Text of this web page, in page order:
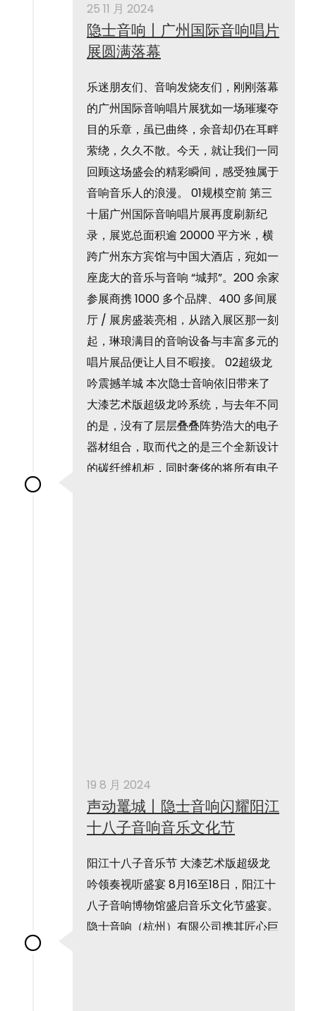
25 11 月 2024
隐士音响丨广州国际音响唱片
展圆满落幕
乐迷朋友们、音响发烧友们，刚刚落幕
的广州国际音响唱片展犹如一场璀璨夺
目的乐章，虽已曲终，余音却仍在耳畔
萦绕，久久不散。今天，就让我们一同
回顾这场盛会的精彩瞬间，感受独属于
音响音乐人的浪漫。 01规模空前 第三
十届广州国际音响唱片展再度刷新纪
录，展览总面积逾 20000 平方米，横
跨广州东方宾馆与中国大酒店，宛如一
座庞大的音乐与音响 “城邦”。200 余家
参展商携 1000 多个品牌、400 多间展
厅 / 展房盛装亮相，从踏入展区那一刻
起，琳琅满目的音响设备与丰富多元的
唱片展品便让人目不暇接。 02超级龙
吟震撼羊城 本次隐士音响依旧带来了
大漆艺术版超级龙吟系统，与去年不同
的是，没有了层层叠叠阵势浩大的电子
器材组合，取而代之的是三个全新设计
的碳纤维机柜，同时奢侈的将所有电子
19 8 月 2024
声动鼍城丨隐士音响闪耀阳江
十八子音响音乐文化节
阳江十八子音乐节 大漆艺术版超级龙
吟领奏视听盛宴 8月16至18日，阳江十
八子音响博物馆盛启音乐文化节盛宴。
隐士音响（杭州）有限公司携其匠心巨